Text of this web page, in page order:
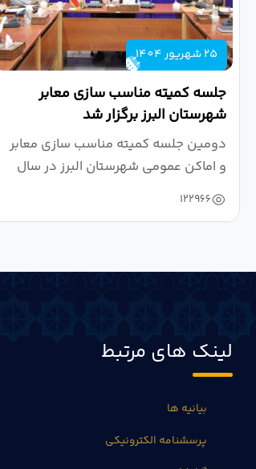
25 شهریور 1404
جلسه کمیته مناسب سازی معابر
شهرستان البرز برگزار شد
دومین جلسه کمیته مناسب سازی معابر
و اماکن عمومی شهرستان البرز در سال
۱۴۰۴ به...
122966
لینک های مرتبط
بیانیه ها
پرسشنامه الکترونیکی